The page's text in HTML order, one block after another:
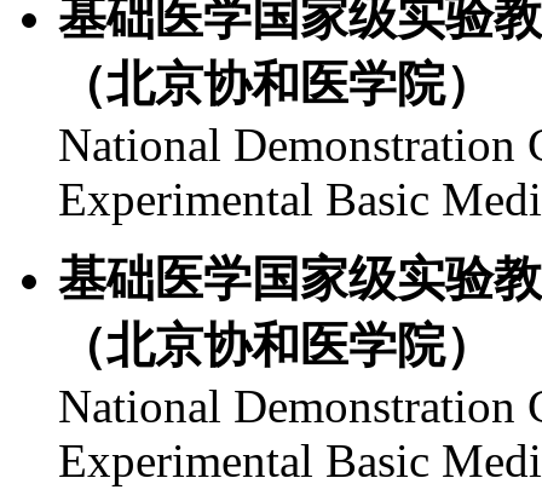
基础医学国家级实验
（北京协和医学院）
National Demonstration
Experimental Basic
基础医学国家级实验
（北京协和医学院）
National Demonstration
Experimental Basic